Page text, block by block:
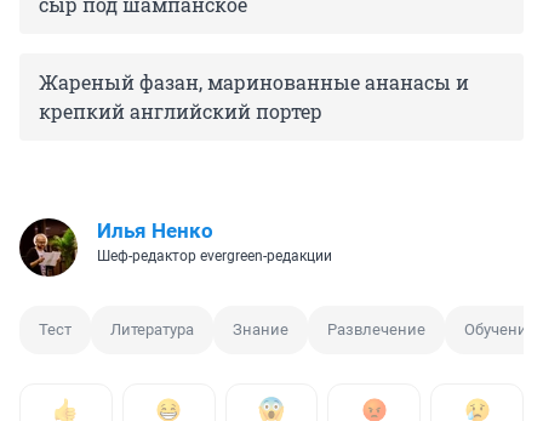
Жареный фазан, маринованные ананасы и
крепкий английский портер
Илья Ненко
Шеф-редактор evergreen-редакции
Тест Литература Знание Развлечение Обучение